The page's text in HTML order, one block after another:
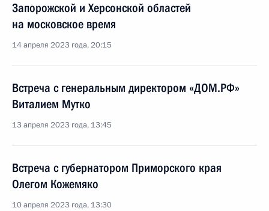
Запорожской и Херсонской областей
на московское время
14 апреля 2023 года, 20:15
Встреча с генеральным директором «ДОМ.РФ»
Виталием Мутко
13 апреля 2023 года, 13:45
Встреча с губернатором Приморского края
Олегом Кожемяко
10 апреля 2023 года, 13:30